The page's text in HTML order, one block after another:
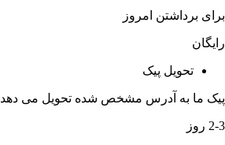
برای برداشتن امروز
رایگان
تحویل پیک
پیک ما به آدرس مشخص شده تحویل می دهد
2-3 روز